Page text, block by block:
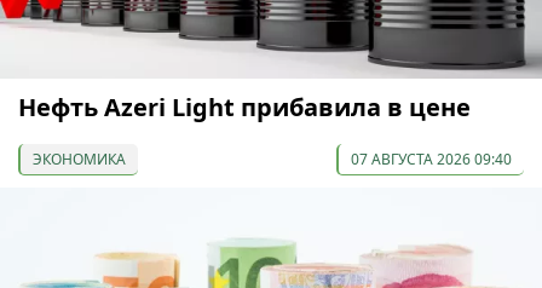
Нефть Azeri Light прибавила в цене
ЭКОНОМИКА 07 АВГУСТА 2026 09:40